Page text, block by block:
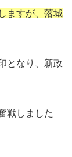
ますが、落城
となり、新政
戦しました